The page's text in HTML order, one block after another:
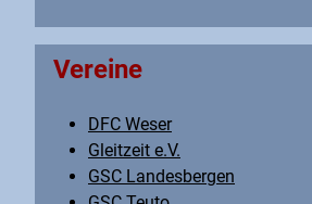
Vereine
DFC Weser
Gleitzeit e.V.
GSC Landesbergen